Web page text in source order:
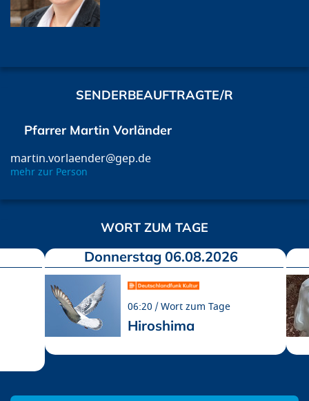
SENDERBEAUFTRAGTE/R
Pfarrer Martin Vorländer
martin.vorlaender@gep.de
mehr zur Person
WORT ZUM TAGE
Donnerstag 06.08.2026
06:20 Wort zum Tage
Hiroshima